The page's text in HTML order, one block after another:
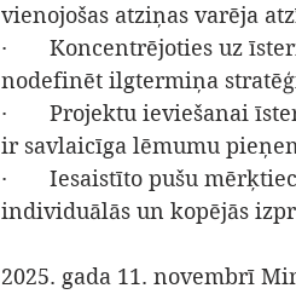
vienojošas atziņas varēja
·       Koncentrējoties
nodefinēt ilgtermiņa
·       Projektu ieviešanai
ir savlaicīga lēmumu
·       Iesaistīto pušu
individuālās un kopējās
2025. gada 11. novembrī